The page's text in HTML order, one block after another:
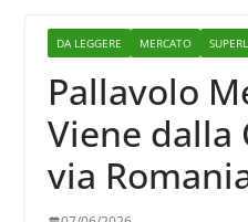
DA LEGGERE MERCATO
Pallavolo
Viene dalla
via